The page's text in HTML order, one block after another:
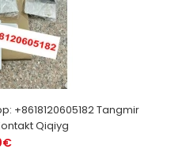
+8618120605182 Tangmir
Qiqiyg